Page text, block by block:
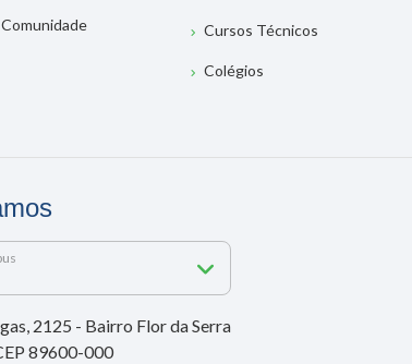
Cursos Técnicos
Colégios
2125 - Bairro Flor da Serra
89600-000